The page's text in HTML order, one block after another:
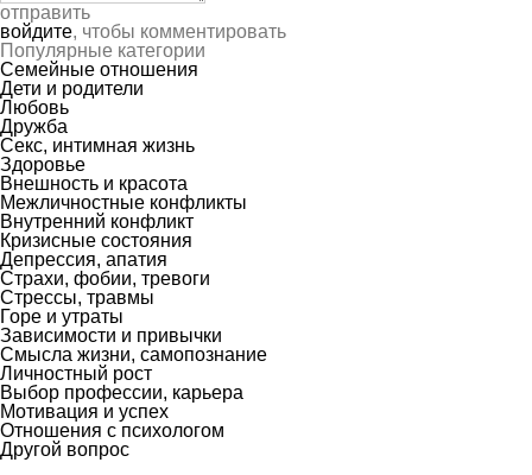
отправить
войдите, чтобы комментировать
Популярные категории
Семейные отношения
Дети и родители
Любовь
Дружба
Секс, интимная жизнь
Здоровье
Внешность и красота
Межличностные конфликты
Внутренний конфликт
Кризисные состояния
Депрессия, апатия
Страхи, фобии, тревоги
Стрессы, травмы
Горе и утраты
Зависимости и привычки
Смысла жизни, самопознание
Личностный рост
Выбор профессии, карьера
Мотивация и успех
Отношения с психологом
Другой вопрос